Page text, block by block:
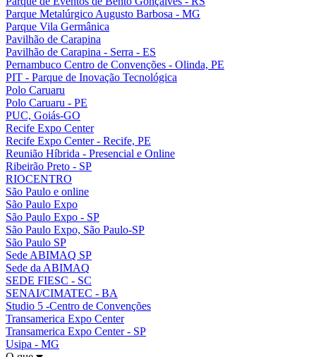
Parque Metalúrgico Augusto Barbosa - MG
Parque Vila Germânica
Pavilhão de Carapina
Pavilhão de Carapina - Serra - ES
Pernambuco Centro de Convenções - Olinda, PE
PIT - Parque de Inovação Tecnológica
Polo Caruaru
Polo Caruaru - PE
PUC, Goiás-GO
Recife Expo Center
Recife Expo Center - Recife, PE
Reunião Híbrida - Presencial e Online
Ribeirão Preto - SP
RIOCENTRO
São Paulo e online
São Paulo Expo
São Paulo Expo - SP
São Paulo Expo, São Paulo-SP
São Paulo SP
Sede ABIMAQ SP
Sede da ABIMAQ
SEDE FIESC - SC
SENAI/CIMATEC - BA
Studio 5 -Centro de Convenções
Transamerica Expo Center
Transamerica Expo Center - SP
Usipa - MG